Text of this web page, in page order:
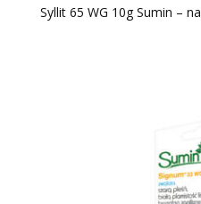
Syllit 65 WG 10g Sumin –